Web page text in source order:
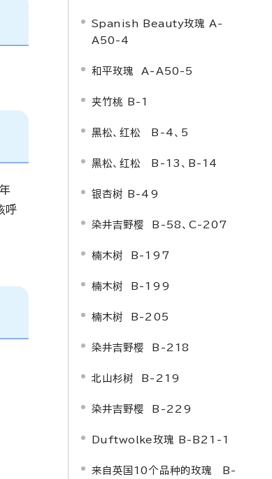
呼
Spanish Beauty玫瑰 A-
A50-4
和平玫瑰 A-A50-5
夹竹桃 B-1
黑松、红松 B-4、5
黑松、红松 B-13、B-14
银杏树 B-49
染井吉野樱 B-58、C-207
楠木树 B-197
楠木树 B-199
楠木树 B-205
染井吉野樱 B-218
北山杉树 B-219
染井吉野樱 B-229
Duftwolke玫瑰 B-B21-1
来自英国10个品种的玫瑰 B-